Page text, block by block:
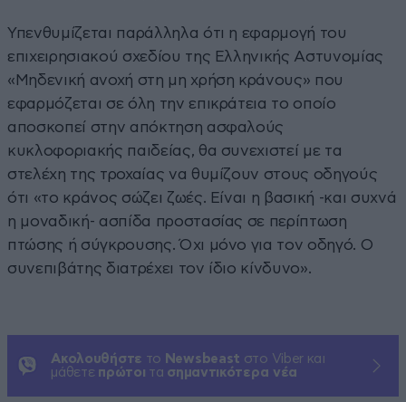
Υπενθυμίζεται παράλληλα ότι η εφαρμογή του
επιχειρησιακού σχεδίου της Ελληνικής Αστυνομίας
«Μηδενική ανοχή στη μη χρήση κράνους» που
εφαρμόζεται σε όλη την επικράτεια το οποίο
αποσκοπεί στην απόκτηση ασφαλούς
κυκλοφοριακής παιδείας, θα συνεχιστεί με τα
στελέχη της τροχαίας να θυμίζουν στους οδηγούς
ότι «το κράνος σώζει ζωές. Είναι η βασική -και συχνά
η μοναδική- ασπίδα προστασίας σε περίπτωση
πτώσης ή σύγκρουσης. Όχι μόνο για τον οδηγό. Ο
συνεπιβάτης διατρέχει τον ίδιο κίνδυνο».
Ακολουθήστε το Newsbeast στο Viber και
μάθετε πρώτοι τα σημαντικότερα νέα